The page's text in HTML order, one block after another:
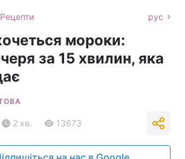
Рецепти рус
мороки:
за 15 хвилин, яка
2 хв. 13673